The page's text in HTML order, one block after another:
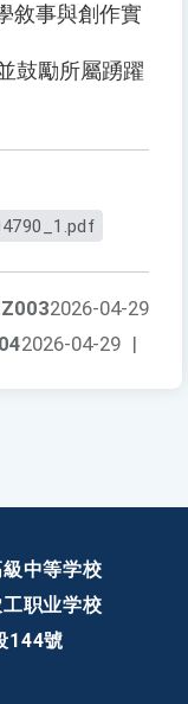
敘事與創作實
鼓勵所屬踴躍
2026-04-29
2026-04-29 |
中等学校
职业学校
144號